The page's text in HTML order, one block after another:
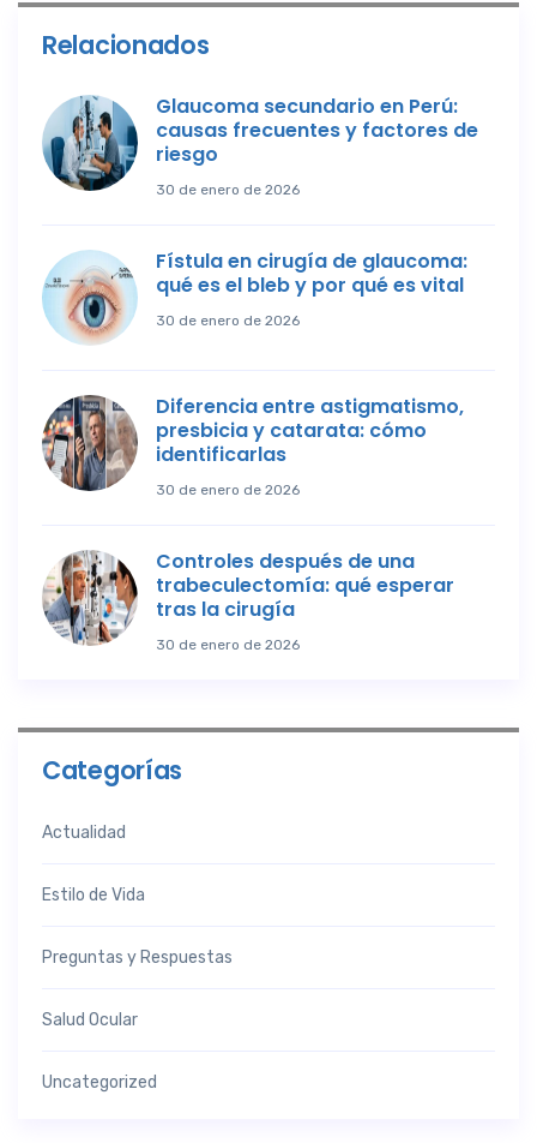
Relacionados
Glaucoma secundario en Perú:
causas frecuentes y factores de
riesgo
30 de enero de 2026
Fístula en cirugía de glaucoma:
qué es el bleb y por qué es vital
30 de enero de 2026
Diferencia entre astigmatismo,
presbicia y catarata: cómo
identificarlas
30 de enero de 2026
Controles después de una
trabeculectomía: qué esperar
tras la cirugía
30 de enero de 2026
Categorías
Actualidad
Estilo de Vida
Preguntas y Respuestas
Salud Ocular
Uncategorized